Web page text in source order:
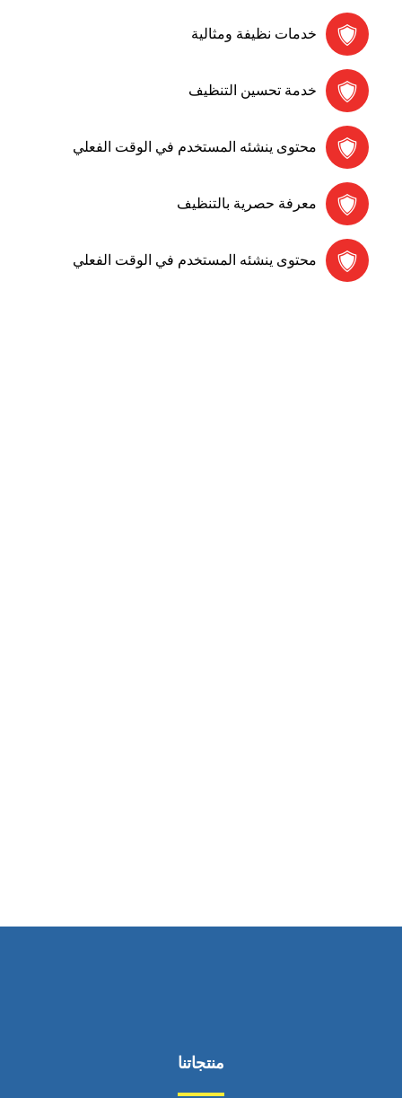
خدمات نظيفة ومثالية
خدمة تحسين التنظيف
محتوى ينشئه المستخدم في الوقت الفعلي
معرفة حصرية بالتنظيف
محتوى ينشئه المستخدم في الوقت الفعلي
منتجاتنا